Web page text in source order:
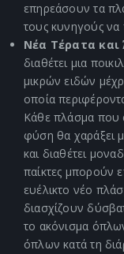
επηρεάσουν τα
τους κυνηγούς να
Νέα Τέρατα και
διαθέτει μια
μικρών ειδών
οποία
Κάθε πλάσμα που
φύση θα χαράξει
και διαθέτει
παίκτες μπορούν
ευέλικτο νέο
διασχίζουν
το ακόνισμα
όπλων κατά τη